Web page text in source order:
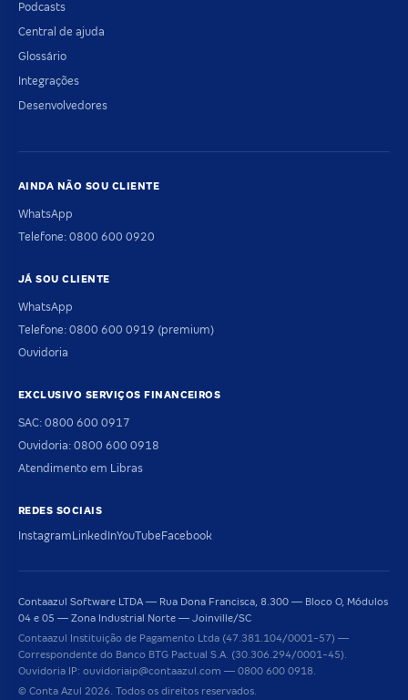
Podcasts
Central de ajuda
Glossário
Integrações
Desenvolvedores
AINDA NÃO SOU CLIENTE
WhatsApp
Telefone: 0800 600 0920
JÁ SOU CLIENTE
WhatsApp
Telefone: 0800 600 0919 (premium)
Ouvidoria
EXCLUSIVO SERVIÇOS FINANCEIROS
SAC: 0800 600 0917
Ouvidoria: 0800 600 0918
Atendimento em Libras
REDES SOCIAIS
Instagram LinkedInYouTube Facebook
Contaazul Software LTDA — Rua Dona Francisca, 8.300 — Bloco O, Módulos
04 e 05 — Zona Industrial Norte — Joinville/SC
Contaazul Instituição de Pagamento Ltda (47.381.104/0001-57) —
Correspondente do Banco BTG Pactual S.A. (30.306.294/0001-45).
Ouvidoria IP: ouvidoriaip@contaazul.com — 0800 600 0918.
© Conta Azul 2026. Todos os direitos reservados.